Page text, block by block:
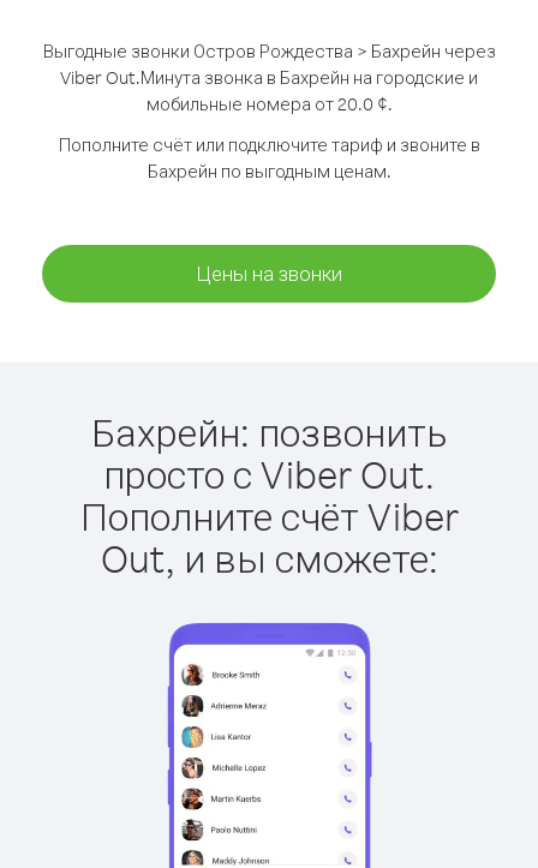
Выгодные звонки Остров Рождества > Бахрейн через
Viber Out.Минута звонка в Бахрейн на городские и
мобильные номера от 20.0 ¢.
Пополните счёт или подключите тариф и звоните в
Бахрейн по выгодным ценам.
Цены на звонки
Бахрейн: позвонить
просто с Viber Out.
Пополните счёт Viber
Out, и вы сможете: